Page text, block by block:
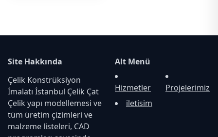
Site Hakkında
Çelik Konstrüksiyon
İmalatı İstanbul Çelik Çat
Çelik yapı modellemesi ve
tüm üretim çizimleri ve
malzeme listeleri, CAD
Alt Menü
Hizmetler
Projelerimiz
iletisim